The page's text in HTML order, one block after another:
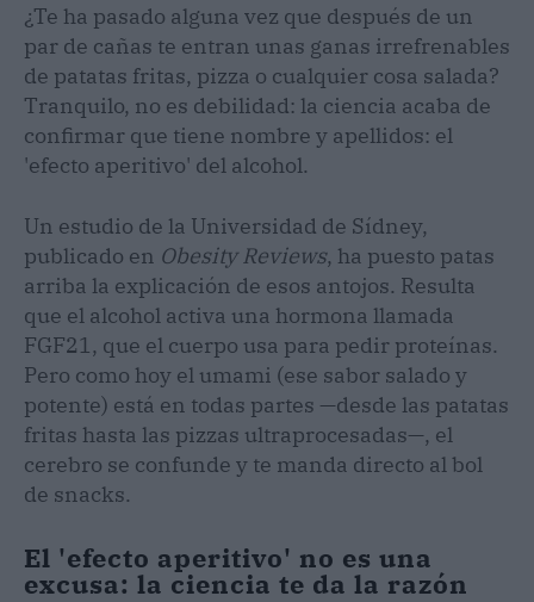
¿Te ha pasado alguna vez que después de un
par de cañas te entran unas ganas irrefrenables
de patatas fritas, pizza o cualquier cosa salada?
Tranquilo, no es debilidad: la ciencia acaba de
confirmar que tiene nombre y apellidos: el
'efecto aperitivo' del alcohol.
Un estudio de la Universidad de Sídney,
publicado en Obesity Reviews, ha puesto patas
arriba la explicación de esos antojos. Resulta
que el alcohol activa una hormona llamada
FGF21, que el cuerpo usa para pedir proteínas.
Pero como hoy el umami (ese sabor salado y
potente) está en todas partes —desde las patatas
fritas hasta las pizzas ultraprocesadas—, el
cerebro se confunde y te manda directo al bol
de snacks.
El 'efecto aperitivo' no es una
excusa: la ciencia te da la razón